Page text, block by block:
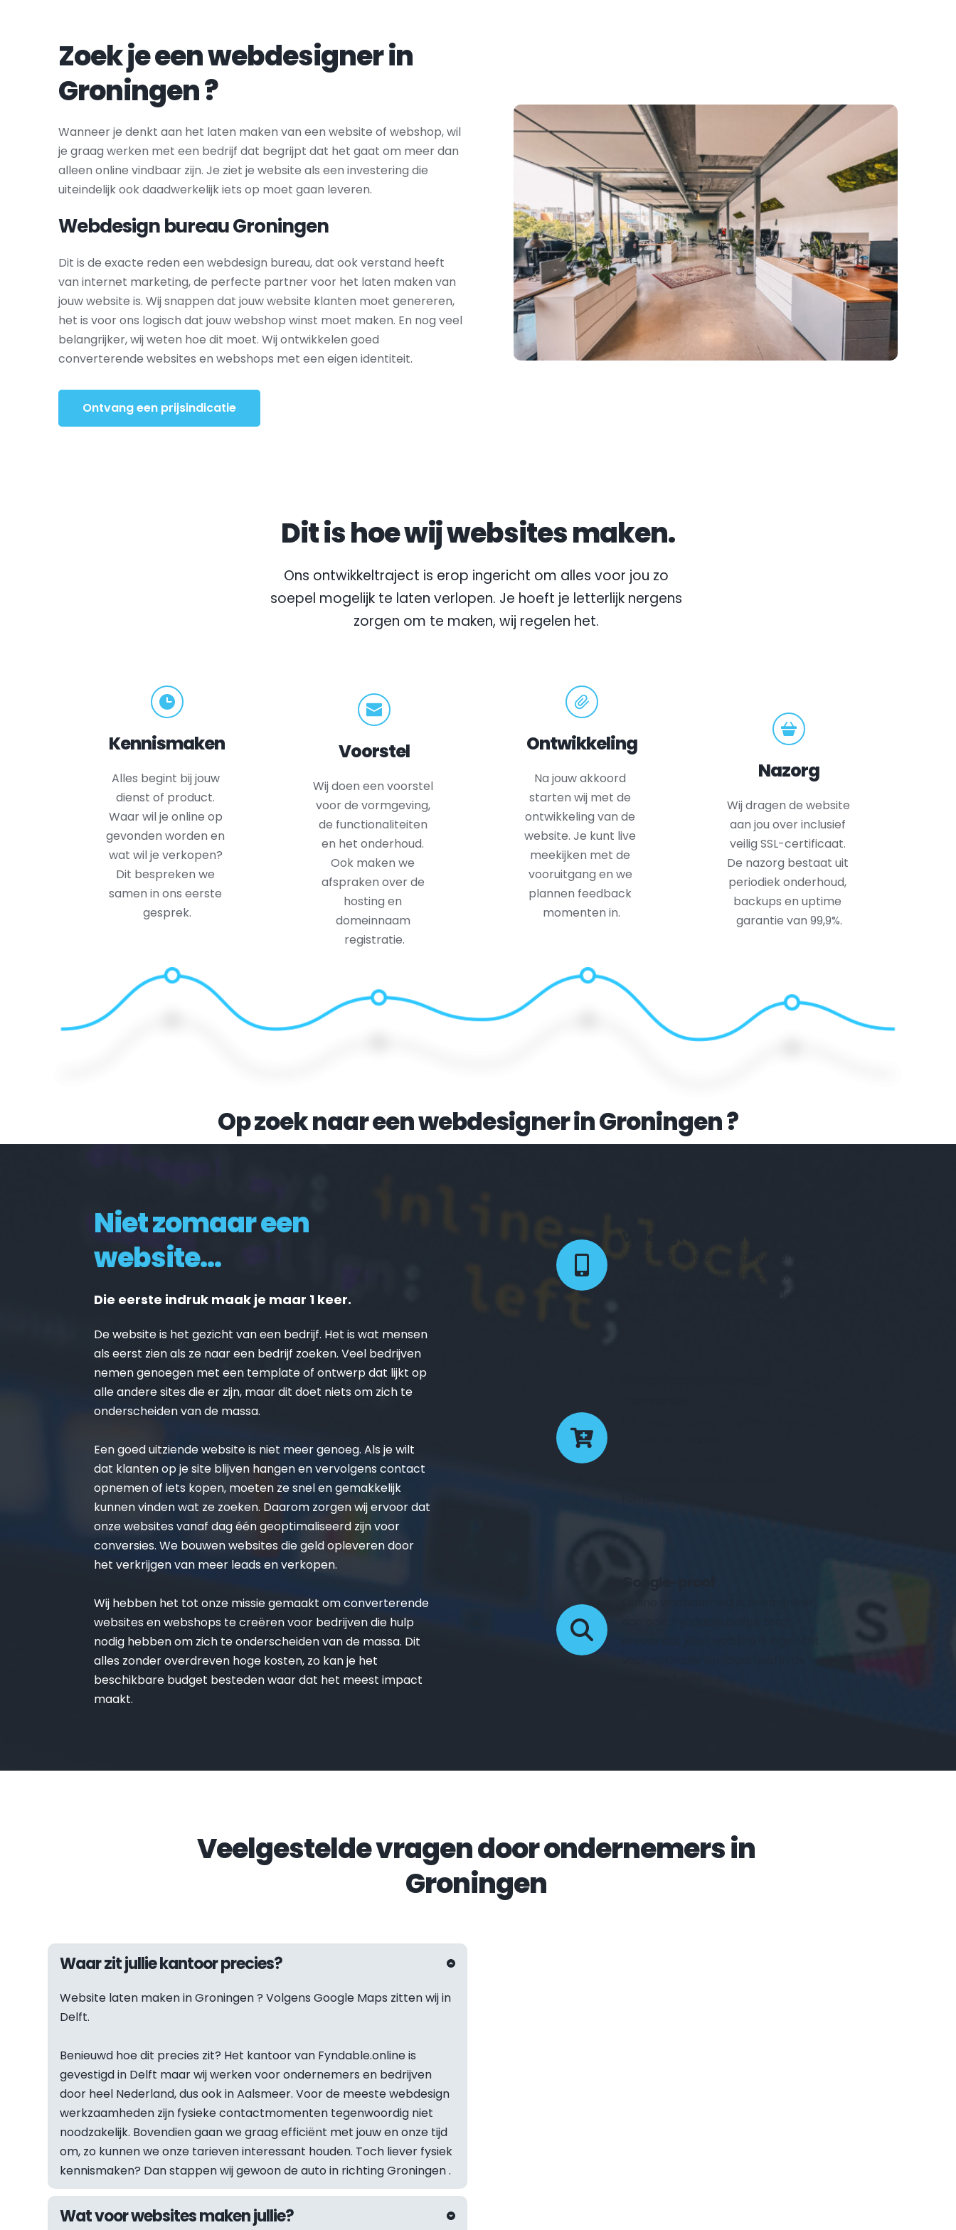
Groningen ?
Wanneer je denkt aan het laten maken van een website of webshop, wil
je graag werken met een bedrijf dat begrijpt dat het gaat om meer dan
alleen online vindbaar zijn. Je ziet je website als een investering die
uiteindelijk ook daadwerkelijk iets op moet gaan leveren.
Webdesign bureau Groningen
Dit is de exacte reden een webdesign bureau, dat ook verstand heeft
van internet marketing, de perfecte partner voor het laten maken van
jouw website is. Wij snappen dat jouw website klanten moet genereren,
het is voor ons logisch dat jouw webshop winst moet maken. En nog veel
belangrijker, wij weten hoe dit moet. Wij ontwikkelen goed
converterende websites en webshops met een eigen identiteit.
Ontvang een prijsindicatie
Dit is hoe wij websites maken.
Ons ontwikkeltraject is erop ingericht om alles voor jou zo
soepel mogelijk te laten verlopen. Je hoeft je letterlijk nergens
zorgen om te maken, wij regelen het.
Kennismaken
Alles begint bij jouw
dienst of product.
Waar wil je online op
gevonden worden en
wat wil je verkopen?
Dit bespreken we
samen in ons eerste
gesprek.
Voorstel
Wij doen een voorstel
voor de vormgeving,
de functionaliteiten
en het onderhoud.
Ook maken we
afspraken over de
hosting en
domeinnaam
registratie.
Ontwikkeling
Na jouw akkoord
starten wij met de
ontwikkeling van de
website. Je kunt live
meekijken met de
vooruitgang en we
plannen feedback
momenten in.
Nazorg
Wij dragen de website
aan jou over inclusief
veilig SSL-certificaat.
De nazorg bestaat uit
periodiek onderhoud,
backups en uptime
garantie van 99,9%.
Op zoek naar een webdesigner in Groningen ?
Niet zomaar een
website...
Die eerste indruk maak je maar 1 keer.
De website is het gezicht van een bedrijf. Het is wat mensen
als eerst zien als ze naar een bedrijf zoeken. Veel bedrijven
nemen genoegen met een template of ontwerp dat lijkt op
alle andere sites die er zijn, maar dit doet niets om zich te
onderscheiden van de massa.
Een goed uitziende website is niet meer genoeg. Als je wilt
dat klanten op je site blijven hangen en vervolgens contact
opnemen of iets kopen, moeten ze snel en gemakkelijk
kunnen vinden wat ze zoeken. Daarom zorgen wij ervoor dat
onze websites vanaf dag één geoptimaliseerd zijn voor
conversies. We bouwen websites die geld opleveren door
het verkrijgen van meer leads en verkopen.
Wij hebben het tot onze missie gemaakt om converterende
websites en webshops te creëren voor bedrijven die hulp
nodig hebben om zich te onderscheiden van de massa. Dit
alles zonder overdreven hoge kosten, zo kan je het
beschikbare budget besteden waar dat het meest impact
maakt.
producten of diensten op zowel
Groningen
Waar zit jullie kantoor precies?
Website laten maken in Groningen ? Volgens Google Maps zitten wij in
Delft.
Benieuwd hoe dit precies zit? Het kantoor van Fyndable.online is
gevestigd in Delft maar wij werken voor ondernemers en bedrijven
door heel Nederland, dus ook in Aalsmeer. Voor de meeste webdesign
werkzaamheden zijn fysieke contactmomenten tegenwoordig niet
noodzakelijk. Bovendien gaan we graag efficiënt met jouw en onze tijd
om, zo kunnen we onze tarieven interessant houden. Toch liever fysiek
kennismaken? Dan stappen wij gewoon de auto in richting Groningen .
Wat voor websites maken jullie?